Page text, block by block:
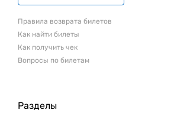
Правила возврата билетов
Как найти билеты
Как получить чек
Вопросы по билетам
Разделы